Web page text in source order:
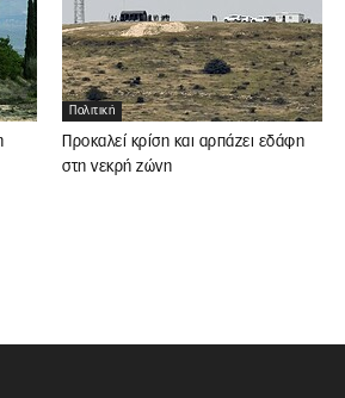
Πολιτική
Προκαλεί κρίση και αρπάζει εδάφη
στη νεκρή ζώνη